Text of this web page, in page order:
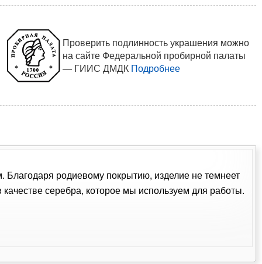
Проверить подлинность украшения можно
на сайте Федеральной пробирной палаты
— ГИИС ДМДК Подробнее
Благодаря родиевому покрытию, изделие не темнеет
серебра, которое мы используем для работы.